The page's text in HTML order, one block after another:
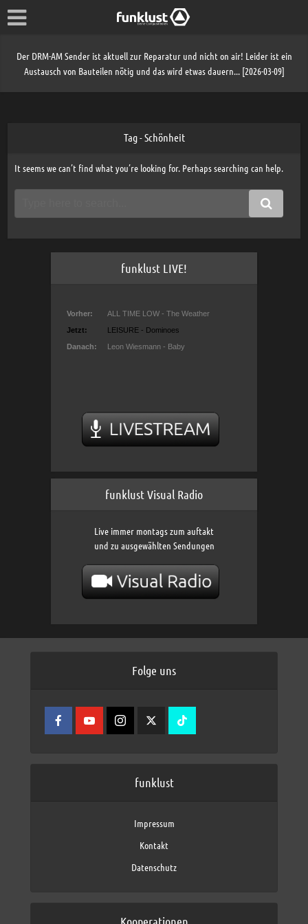
Der DRM-AM Sender ist aktuell zur Reparatur und nicht on air! Leider ist ein
Austausch von Bauteilen nötig und das wird etwas dauern... [2026-03-09]
Tag - Schönheit
It seems we can’t find what you’re looking for. Perhaps searching can help.
funklust LIVE!
funklust Visual Radio
Live immer montags zum auftakt
und zu ausgewählten Sendungen
Folge uns
funklust
Impressum
Kontakt
Datenschutz